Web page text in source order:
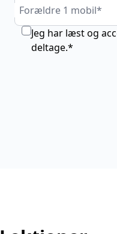
Forældre 1 mobil*
Jeg har læst og
deltage.*